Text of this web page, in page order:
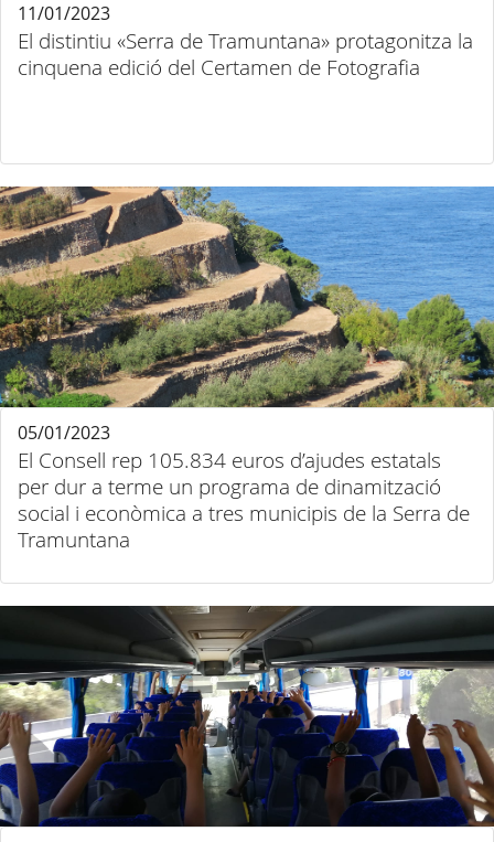
El distintiu «Serra de Tramuntana» protagonitza la
cinquena edició del Certamen de Fotografia
11/01/2023
El Consell rep 105.834 euros d’ajudes estatals
per dur a terme un programa de dinamització
social i econòmica a tres municipis de la Serra de
Tramuntana
05/01/2023